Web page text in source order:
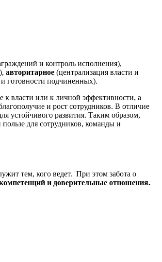
и контроль исполнения),
авторитарное (централизация власти и
и готовности подчиненных).
к власти или к личной эффективности, а
и рост сотрудников. В отличие
устойчивого развития. Таким образом,
для сотрудников, команды и
тем, кого ведет. При этом забота о
и доверительные отношения.